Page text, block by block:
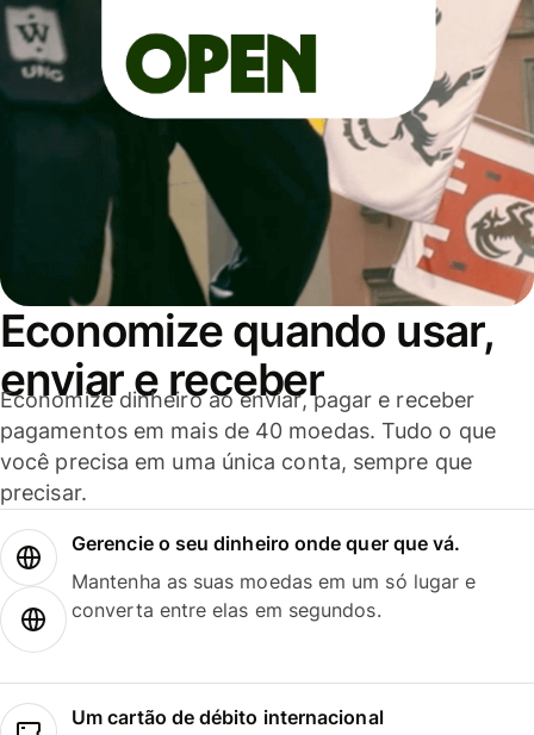
Economize quando usar,
enviar e receber
Economize dinheiro ao enviar, pagar e receber
pagamentos em mais de 40 moedas. Tudo o que
você precisa em uma única conta, sempre que
precisar.
Gerencie o seu dinheiro onde quer que vá.
Mantenha as suas moedas em um só lugar e
converta entre elas em segundos.
Um cartão de débito internacional